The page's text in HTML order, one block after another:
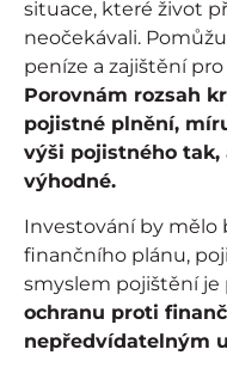
situace, které život
neočekávali.
peníze a zajištění
Porovnám rozsah
pojistné plnění,
výši pojistného tak,
výhodné.
Investování by mělo
finančního plánu,
smyslem pojištění
ochranu proti
nepředvídatelným